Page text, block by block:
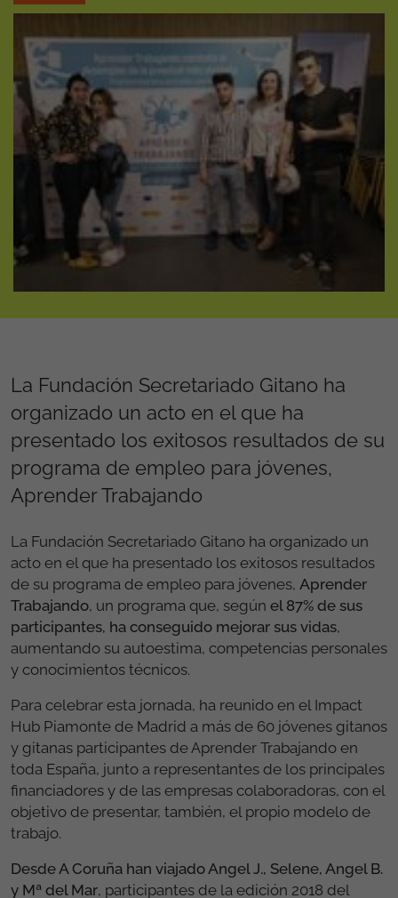
La Fundación Secretariado Gitano ha
organizado un acto en el que ha
presentado los exitosos resultados de su
programa de empleo para jóvenes,
Aprender Trabajando
La Fundación Secretariado Gitano ha organizado un
acto en el que ha presentado los exitosos resultados
de su programa de empleo para jóvenes, Aprender
Trabajando, un programa que, según el 87% de sus
participantes, ha conseguido mejorar sus vidas,
aumentando su autoestima, competencias personales
y conocimientos técnicos.
Para celebrar esta jornada, ha reunido en el Impact
Hub Piamonte de Madrid a más de 60 jóvenes gitanos
y gitanas participantes de Aprender Trabajando en
toda España, junto a representantes de los principales
financiadores y de las empresas colaboradoras, con el
objetivo de presentar, también, el propio modelo de
trabajo.
Desde A Coruña han viajado Angel J., Selene, Angel B.
y Mª del Mar, participantes de la edición 2018 del